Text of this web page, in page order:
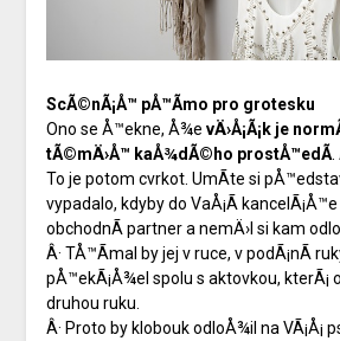
ScÃ©nÃ¡Å™ pÅ™Ã­mo pro grotesku
Ono se Å™ekne, Å¾e vÄ›Å¡Ã¡k je
tÃ©mÄ›Å™ kaÅ¾dÃ©ho prostÅ™edÃ­.
To je potom cvrkot. UmÃ­te si
vypadalo, kdyby do VaÅ¡Ã­ kancelÃ¡Å™e
obchodnÃ­ partner a nemÄ›l si kam
Â· TÅ™Ã­mal by jej v ruce, v podÃ¡nÃ­
pÅ™ekÃ¡Å¾el spolu s aktovkou, kterÃ¡
druhou ruku.
Â· Proto by klobouk odloÅ¾il na VÃ¡Å¡